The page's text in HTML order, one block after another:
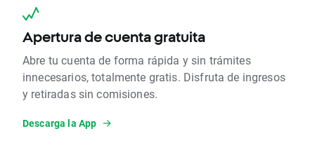
Apertura de cuenta gratuita
Abre tu cuenta de forma rápida y sin trámites
innecesarios, totalmente gratis. Disfruta de ingresos
y retiradas sin comisiones.
Descarga la App